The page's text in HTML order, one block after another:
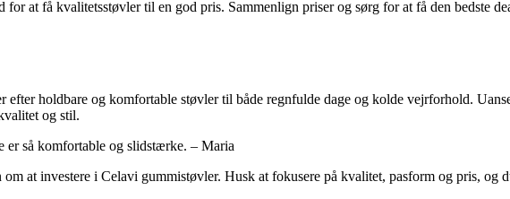
at få kvalitetsstøvler til en god pris. Sammenlign priser og sørg for at få den bedste
efter holdbare og komfortable støvler til både regnfulde dage og kolde vejrforhold.
og stil.
er så komfortable og slidstærke. – Maria
at investere i Celavi gummistøvler. Husk at fokusere på kvalitet, pasform og pris, og